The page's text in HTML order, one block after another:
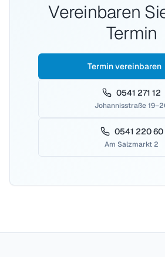
Vereinbaren
Termin
Termin vereinbaren
0541 271 12
Johannisstraße
0541 220 60
Am Salzmarkt 2